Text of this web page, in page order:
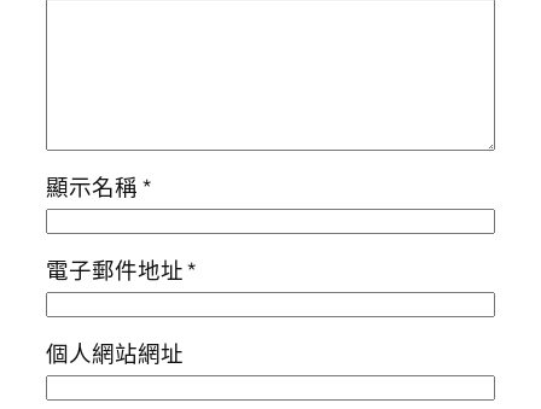
顯示名稱*
電子郵件地址*
個人網站網址